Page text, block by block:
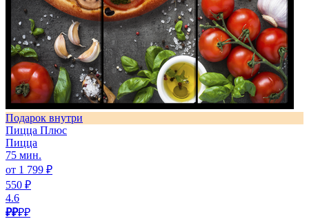
Подарок внутри
Пицца Плюс
Пицца
75 мин.
от 1 799 ₽
550 ₽
4.6
₽₽₽₽